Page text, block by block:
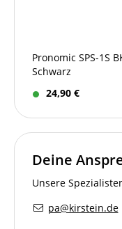
Pronomic SPS-1S
Schwarz
24,90 €
Deine
Unsere
pa@kirstein.de